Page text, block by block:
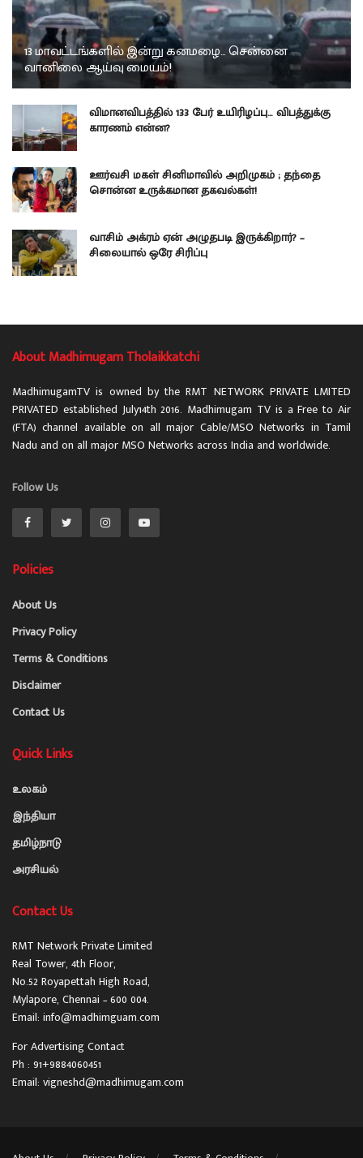
13 மாவட்டங்களில் இன்று கனமழை… சென்னை
வானிலை ஆய்வு மையம்!
விமானவிபத்தில் 133 பேர் உயிரிழப்பு… விபத்துக்கு
காரணம் என்ன?
ஊர்வசி மகள் சினிமாவில் அறிமுகம் ; தந்தை
சொன்ன உருக்கமான தகவல்கள்!
வாசிம் அக்ரம் ஏன் அழுதபடி இருக்கிறார்? –
சிலையால் ஒரே சிரிப்பு
About Madhimugam Tholaikkatchi
MadhimugamTV is owned by the RMT NETWORK PRIVATE LMITED
PRIVATED established July14th 2016. Madhimugam TV is a Free to Air
(FTA) channel available on all major Cable/MSO Networks in Tamil
Nadu and on all major MSO Networks across India and worldwide.
Follow Us
Policies
About Us
Privacy Policy
Terms & Conditions
Disclaimer
Contact Us
Quick Links
உலகம்
இந்தியா
தமிழ்நாடு
அரசியல்
Contact Us
RMT Network Private Limited
Real Tower, 4th Floor,
No.52 Royapettah High Road,
Mylapore, Chennai – 600 004.
Email: info@madhimguam.com
For Advertising Contact
Ph : 91+9884060451
Email: vigneshd@madhimugam.com